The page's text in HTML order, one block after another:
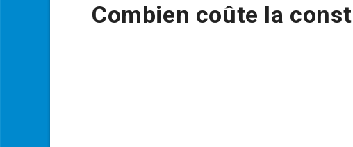
Combien coûte la